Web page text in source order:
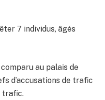
7 individus, âgés
au palais de
d’accusations de trafic
trafic.